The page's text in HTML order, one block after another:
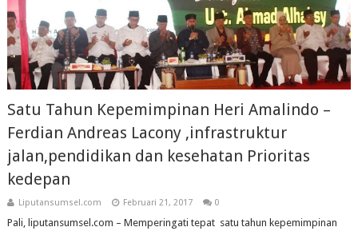
Satu Tahun Kepemimpinan Heri Amalindo –
Ferdian Andreas Lacony ,infrastruktur
jalan,pendidikan dan kesehatan Prioritas
kedepan
Liputansumsel.com Februari 21, 2017 0
Pali, liputansumsel.com – Memperingati tepat satu tahun kepemimpinan